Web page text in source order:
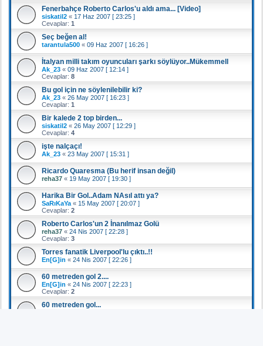
Fenerbahçe Roberto Carlos'u aldı ama... [Video]
siskatil2 « 17 Haz 2007 [ 23:25 ]
Cevaplar: 1
Seç beğen al!
tarantula500 « 09 Haz 2007 [ 16:26 ]
İtalyan milli takım oyuncuları şarkı söylüyor..Mükemmell
Ak_23 « 09 Haz 2007 [ 12:14 ]
Cevaplar: 8
Bu gol için ne söylenilebilir ki?
Ak_23 « 26 May 2007 [ 16:23 ]
Cevaplar: 1
Bir kalede 2 top birden...
siskatil2 « 26 May 2007 [ 12:29 ]
Cevaplar: 4
işte nalçaçı!
Ak_23 « 23 May 2007 [ 15:31 ]
Ricardo Quaresma (Bu herif insan değil)
reha37 « 19 May 2007 [ 19:30 ]
Harika Bir Gol..Adam NAsıl attı ya?
SaRıKaYa « 15 May 2007 [ 20:07 ]
Cevaplar: 2
Roberto Carlos'un 2 İnanılmaz Golü
reha37 « 24 Nis 2007 [ 22:28 ]
Cevaplar: 3
Torres fanatik Liverpool'lu çıktı..!!
En[G]in « 24 Nis 2007 [ 22:26 ]
60 metreden gol 2....
En[G]in « 24 Nis 2007 [ 22:23 ]
Cevaplar: 2
60 metreden gol...